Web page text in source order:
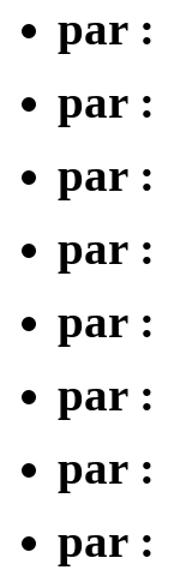
par :
par :
par :
par :
par :
par :
par :
par :